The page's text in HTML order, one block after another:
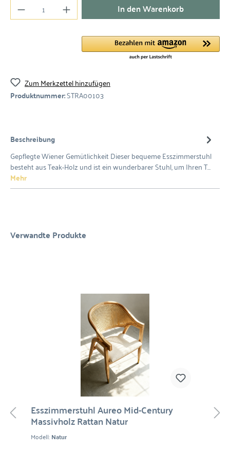
In den Warenkorb
Zum Merkzettel hinzufügen
Produktnummer:STRA00103
Beschreibung
Gepflegte Wiener Gemütlichkeit Dieser bequeme Esszimmerstuhl
besteht aus Teak-Holz und ist ein wunderbarer Stuhl, um Ihren T…
Mehr
Verwandte Produkte
Esszimmerstuhl Aureo Mid-Century
Massivholz Rattan Natur
Modell:Natur